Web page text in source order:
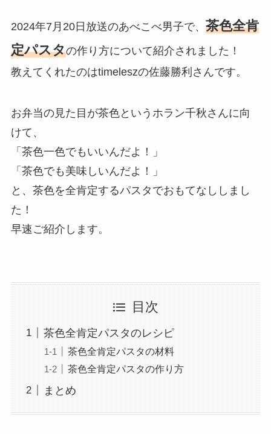
2024年7月20日放送のあべこべ男子で、 茶色全肯
定パスタの作り方について紹介されました！
教えてくれたのはtimeleszの佐藤勝利さんです。
お弁当の見た目が茶色というホラン千秋さんに向
けて、
「茶色一色でもいいんだよ！」
「茶色でも美味しいんだよ！」
と、茶色を全肯定するパスタでおもてなししまし
た！
早速ご紹介します。
目次
茶色全肯定パスタのレシピ
茶色全肯定パスタの材料
茶色全肯定パスタの作り方
まとめ